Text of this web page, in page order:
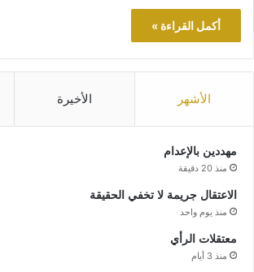
أكمل القراءة »
الأشهر الأخيرة
مهددين بالإعدام
منذ 20 دقيقة
الاعتقال جريمة لا تخفي الحقيقة
منذ يوم واحد
معتقلات الرأي
منذ 3 أيام